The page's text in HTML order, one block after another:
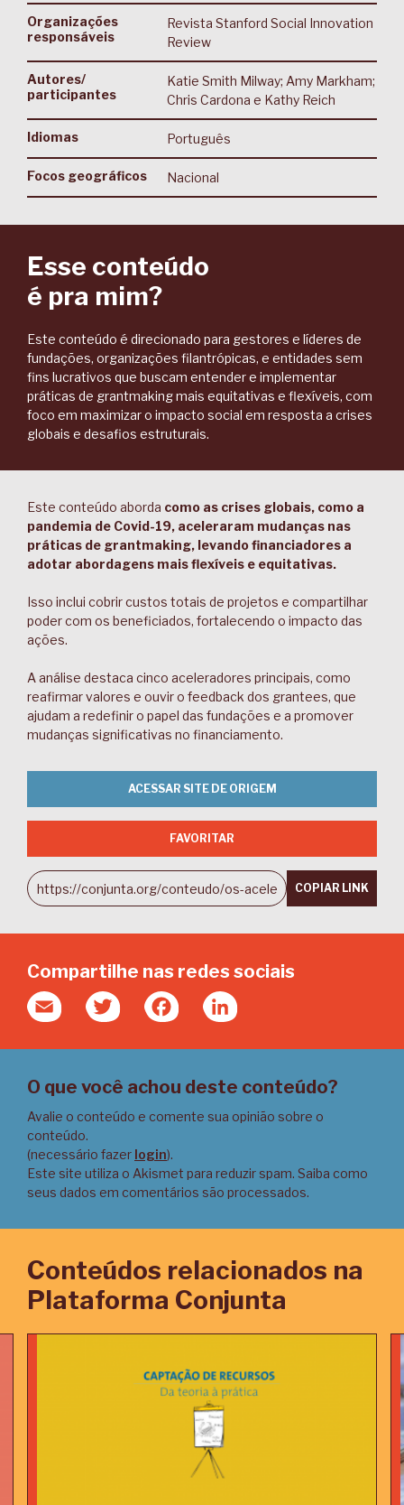
Organizações
responsáveis
Revista Stanford Social Innovation
Review
Autores/
participantes
Katie Smith Milway; Amy Markham;
Chris Cardona e Kathy Reich
Idiomas Português
Focos geográficos Nacional
Esse conteúdo
é pra mim?
Este conteúdo é direcionado para gestores e líderes de
fundações, organizações filantrópicas, e entidades sem
fins lucrativos que buscam entender e implementar
práticas de grantmaking mais equitativas e flexíveis, com
foco em maximizar o impacto social em resposta a crises
globais e desafios estruturais.
Este conteúdo aborda como as crises globais, como a
pandemia de Covid-19, aceleraram mudanças nas
práticas de grantmaking, levando financiadores a
adotar abordagens mais flexíveis e equitativas.
Isso inclui cobrir custos totais de projetos e compartilhar
poder com os beneficiados, fortalecendo o impacto das
ações.
A análise destaca cinco aceleradores principais, como
reafirmar valores e ouvir o feedback dos grantees, que
ajudam a redefinir o papel das fundações e a promover
mudanças significativas no financiamento.
ACESSAR SITE DE ORIGEM
FAVORITAR
COPIAR LINK
Compartilhe nas redes sociais
Email Twitter FacebookLinkedIn
O que você achou deste conteúdo?
Avalie o conteúdo e comente sua opinião sobre o
conteúdo.
(necessário fazer login).
Este site utiliza o Akismet para reduzir spam. Saiba como
seus dados em comentários são processados.
Conteúdos relacionados na
Plataforma Conjunta